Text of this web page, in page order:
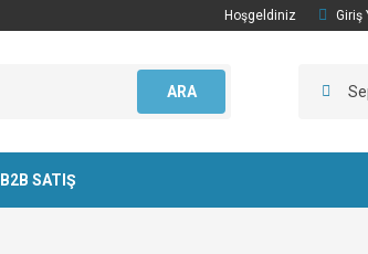
Hoşgeldiniz Giriş
ARA
B2B SATIŞ